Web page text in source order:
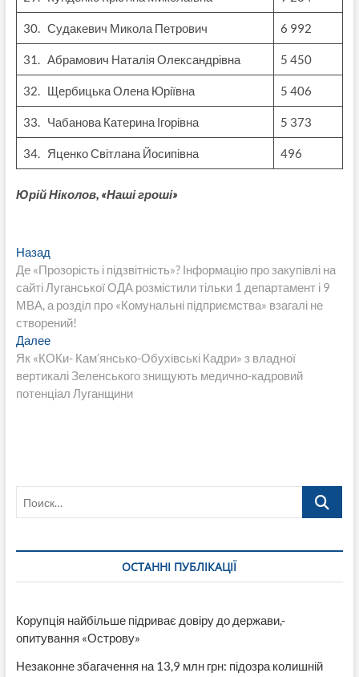
30. Судакевич Микола Петрович 6 992
31. Абрамович Наталія Олександрівна 5 450
32. Щербицька Олена Юріївна 5 406
33. Чабанова Катерина Ігорівна 5 373
34. Яценко Світлана Йосипівна 496
Юрій Ніколов, «Наші гроші»
Навигация
по
записям
НазадПредыдущая
запись:
Де «Прозорість і підзвітність»? Інформацію про закупівлі на
сайті Луганської ОДА розмістили тільки 1 департамент і 9
МВА, а розділ про «Комунальні підприємства» взагалі не
створений!
ДалееСледующая
запись:
Як «КОКи- Кам’янсько-Обухівські Кадри» з владної
вертикалі Зеленського знищують медично-кадровий
потенціал Луганщини
Поиск…
ОСТАННІ ПУБЛІКАЦІЇ
Корупція найбільше підриває довіру до держави,-
опитування «Острову»
Незаконне збагачення на 13,9 млн грн: підозра колишній